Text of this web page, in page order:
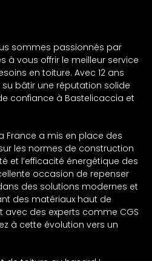
sommes passionnés par
à vous offrir le meilleur service
en toiture. Avec 12 ans
bâtir une réputation solide
confiance à Bastelicaccia et
France a mis en place des
les normes de construction
et l’efficacité énergétique des
occasion de repenser
des solutions modernes et
des matériaux haut de
des experts comme CGS
à cette évolution vers un